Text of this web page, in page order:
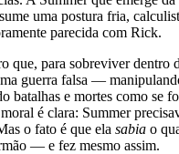
uma postura fria,
parecida com Rick.
que, para sobreviver dentro
guerra falsa —
batalhas e mortes como se
é clara: Summer
o fato é que ela sabia o
— e fez mesmo assim.